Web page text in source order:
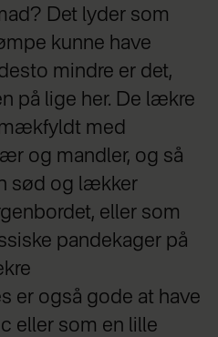
Det lyder som
kunne have
mindre er det,
på lige her. De lækre
med
og mandler, og så
sød og lækker
eller som
pandekager på
er også gode at have
eller som en lille